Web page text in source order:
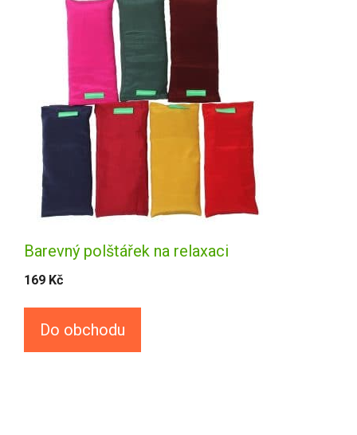
Barevný polštářek na relaxaci
169 Kč
Do obchodu